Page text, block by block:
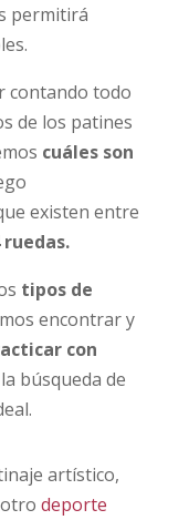
permitirá
contando todo
de los patines
cuáles son
existen entre
tipos de
encontrar y
con
búsqueda de
artístico,
deporte